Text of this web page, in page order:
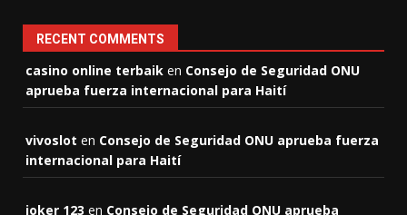
RECENT COMMENTS
casino online terbaik en Consejo de Seguridad ONU
aprueba fuerza internacional para Haití
vivoslot en Consejo de Seguridad ONU aprueba fuerza
internacional para Haití
joker 123 en Consejo de Seguridad ONU aprueba